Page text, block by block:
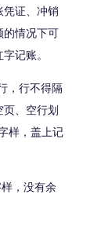
凭证、冲销
的情况下可
记账。
，行不得隔
页、空行划
样，盖上记
，没有余